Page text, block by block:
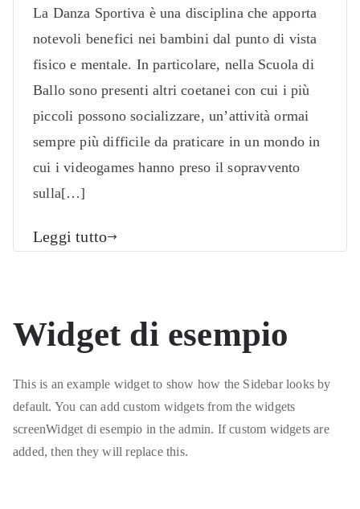
La Danza Sportiva è una disciplina che apporta
notevoli benefici nei bambini dal punto di vista
fisico e mentale. In particolare, nella Scuola di
Ballo sono presenti altri coetanei con cui i più
piccoli possono socializzare, un’attività ormai
sempre più difficile da praticare in un mondo in
cui i videogames hanno preso il sopravvento
sulla[…]
Leggi tutto
Widget di esempio
This is an example widget to show how the Sidebar looks by
default. You can add custom widgets from the widgets
screenWidget di esempio in the admin. If custom widgets are
added, then they will replace this.